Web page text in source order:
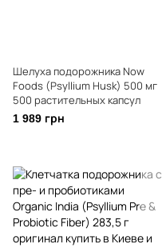
Шелуха подорожника Now
Foods (Psyllium Husk) 500 мг
500 растительных капсул
1 989 грн